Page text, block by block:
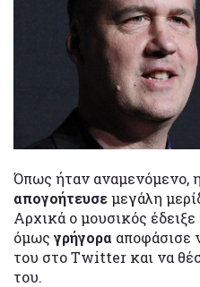
Όπως ήταν αναμενόμενο,
απογοήτευσεμεγάλη
Αρχικά ο μουσικός
όμως γρήγορα αποφάσισε
του στο Twitter και να
του.